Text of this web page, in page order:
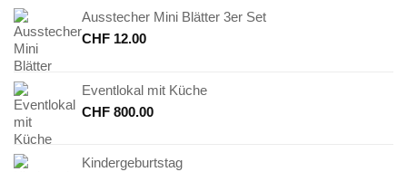
Ausstecher Mini Blätter 3er Set
CHF 12.00
Eventlokal mit Küche
CHF 800.00
Kindergeburtstag